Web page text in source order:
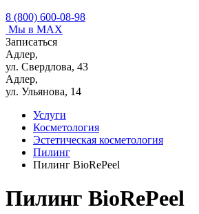
8 (800) 600-08-98
Мы в MAX
Записаться
Адлер,
ул. Свердлова, 43
Адлер,
ул. Ульянова, 14
Услуги
Косметология
Эстетическая косметология
Пилинг
Пилинг BioRePeel
Пилинг BioRePeel